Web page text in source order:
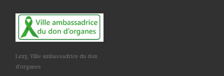
Lexy, Ville ambassadrice du don
d'organes